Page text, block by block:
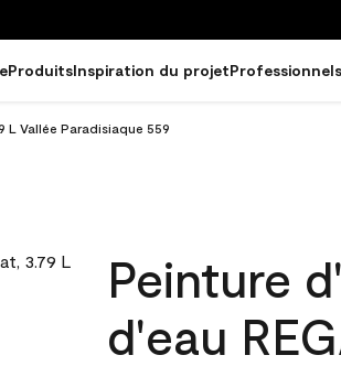
ProduitsInspiration du projetProfessionnels
L Vallée Paradisiaque 559
Peinture
d'eau